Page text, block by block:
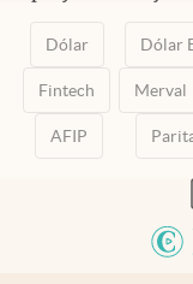
Dólar Dólar
Fintech Merval
AFIP